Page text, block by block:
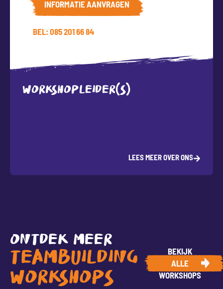
INFORMATIE AANVRAGEN
BEL: 085 201 66 84
WORKSHOPLEIDER(S)
LEES MEER OVER ONS
ONTDEK MEER
TEAMBUILDING
WORKSHOPS
BEKIJK
ALLE
WORKSHOPS